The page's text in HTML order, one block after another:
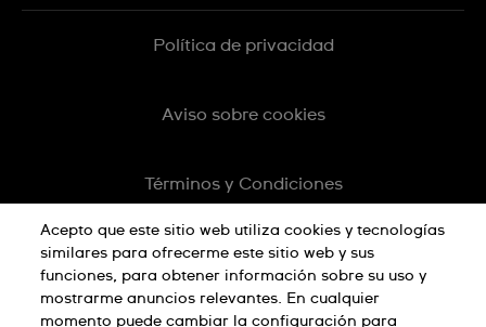
Sitemap
Política de privacidad
Aviso sobre cookies
Términos y Condiciones
Acepto que este sitio web utiliza cookies y tecnologías
similares para ofrecerme este sitio web y sus
funciones, para obtener información sobre su uso y
mostrarme anuncios relevantes. En cualquier
momento puede cambiar la configuración para